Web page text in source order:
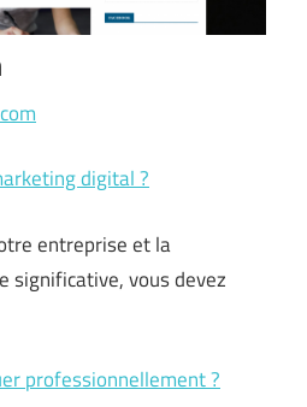
digital ?
entreprise et la
significative, vous devez
professionnellement ?